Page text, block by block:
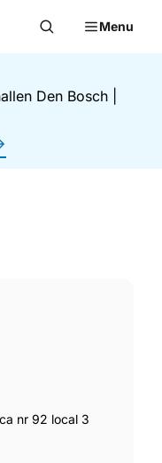
Menu
Den Bosch
nr 92 local 3